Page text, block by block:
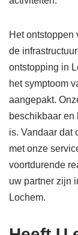
Het ontstoppen
de
ontstopping in
het symptoom
aangepakt.
beschikbaar en
is. Vandaar dat
met onze
voortdurende
uw partner zijn
Lochem.